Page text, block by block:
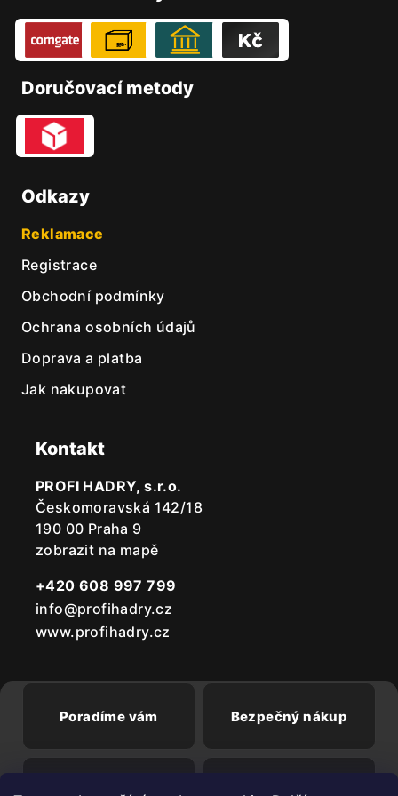
Doručovací metody
Odkazy
Reklamace
Registrace
Obchodní podmínky
Ochrana osobních údajů
Doprava a platba
Jak nakupovat
Kontakt
PROFI HADRY, s.r.o.
Českomoravská 142/18
190 00 Praha 9
zobrazit na mapě
+420 608 997 799
info@profihadry.cz
www.profihadry.cz
Poradíme vám Bezpečný nákup